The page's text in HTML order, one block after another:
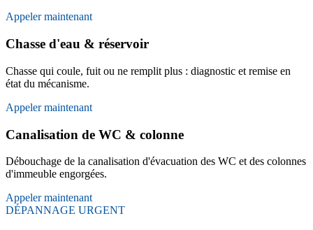
Appeler maintenant
Chasse d'eau & réservoir
Chasse qui coule, fuit ou ne remplit plus : diagnostic et remise en
état du mécanisme.
Appeler maintenant
Canalisation de WC & colonne
Débouchage de la canalisation d'évacuation des WC et des colonnes
d'immeuble engorgées.
Appeler maintenant
DÉPANNAGE URGENT